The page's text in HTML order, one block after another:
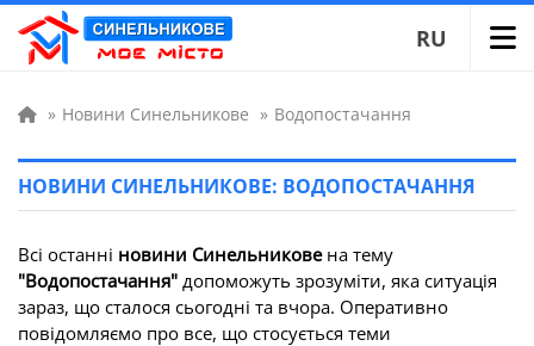
RU
» Новини Синельникове » Водопостачання
НОВИНИ СИНЕЛЬНИКОВЕ: ВОДОПОСТАЧАННЯ
Всі останні новини Синельниковена тему
"Водопостачання" допоможуть зрозуміти, яка ситуація
зараз, що сталося сьогодні та вчора. Оперативно
повідомляємо про все, що стосується теми